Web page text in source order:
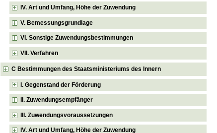
IV. Art und Umfang, Höhe der Zuwendung
V. Bemessungsgrundlage
VI. Sonstige Zuwendungsbestimmungen
VII. Verfahren
C Bestimmungen des Staatsministeriums des Innern
I. Gegenstand der Förderung
II. Zuwendungsempfänger
III. Zuwendungsvoraussetzungen
IV. Art und Umfang, Höhe der Zuwendung